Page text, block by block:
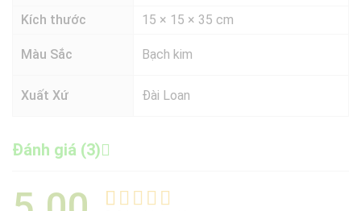
Kích thước
15 × 15 × 35 cm
Màu Sắc Bạch kim
Xuất Xứ Đài Loan
Đánh giá (3)